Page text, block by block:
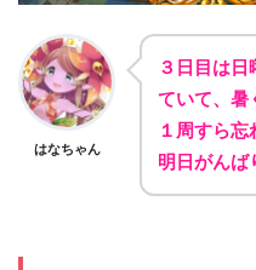
はなちゃん
３日目は
ていて、暑
１周すら
明日がんば